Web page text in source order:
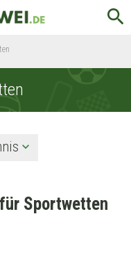
search
Sportwetten